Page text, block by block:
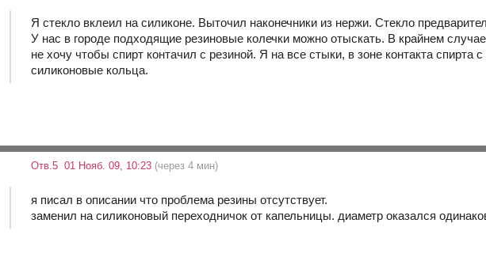
Я стекло вклеил на силиконе. Выточил наконечники из нержи. Стекло
У нас в городе подходящие резиновые колечки можно отыскать. В крайнем
не хочу чтобы спирт контачил с резиной. Я на все стыки, в зоне контакта
силиконовые кольца.
Отв.5 01 Нояб. 09, 10:23 (через 4 мин)
я писал в описании что проблема резины отсутствует.
заменил на силиконовый переходничок от капельницы. диаметр оказался